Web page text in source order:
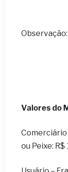
Valores do
Comerciário
ou Peixe: R$